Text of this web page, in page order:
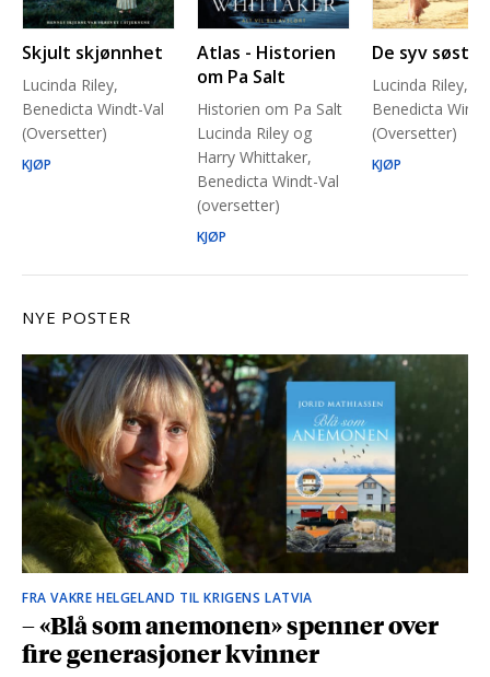
Skjult skjønnhet
Lucinda Riley,
Benedicta Windt-Val
(Oversetter)
KJØP
Atlas - Historien
om Pa Salt
Historien om Pa Salt
Lucinda Riley og
Harry Whittaker,
Benedicta Windt-Val
(oversetter)
KJØP
De syv søstre
Lucinda Riley,
Benedicta
(Oversetter)
KJØP
NYE POSTER
FRA VAKRE HELGELAND TIL KRIGENS LATVIA
– «Blå som anemonen» spenner over
fire generasjoner kvinner